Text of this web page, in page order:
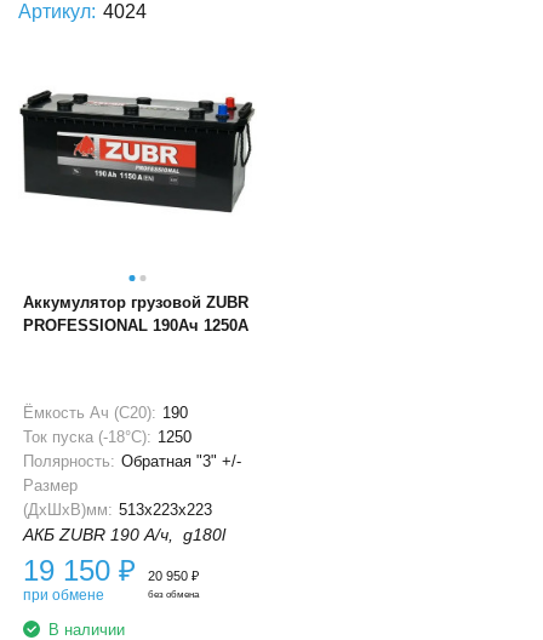
Артикул: 4024
Аккумулятор грузовой ZUBR
PROFESSIONAL 190Ач 1250A
Ёмкость Ач (С20): 190
Ток пуска (-18°С): 1250
Полярность: Обратная "3" +/-
Размер
(ДхШхВ)мм: 513x223x223
АКБ ZUBR 190 А/ч, g180l
19 150 ₽
при обмене
20 950 ₽
без обмена
В наличии